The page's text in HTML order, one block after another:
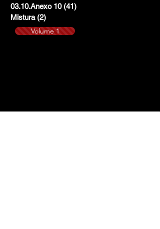
03.10.Anexo 10 (41)
Mistura (2)
Volume 1